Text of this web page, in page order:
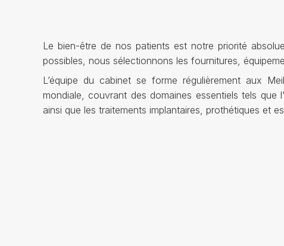
Le bien-être de nos patients est notre priorité
possibles, nous sélectionnons les fournitures,
L’équipe du cabinet se forme régulièrement aux
mondiale, couvrant des domaines essentiels tels que
ainsi que les traitements implantaires, prothétiques et